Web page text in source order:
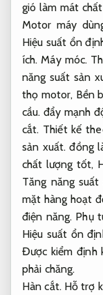
gió làm mát
Motor máy
Hiệu suất ổn
ích.Máy móc.
năng suất sản
thọ motor, Bền
cầu. đẩy mạnh
cắt. Thiết kế
sản xuất. đồng
chất lượng tốt,
Tăng năng suất
mặt hàng hoạt
điện năng. Phụ
Hiệu suất ổn
Được kiểm định
phải chăng.
Hàn cắt. Hỗ trợ